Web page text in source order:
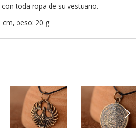
toda ropa de su vestuario.
cm, peso: 20 g
NEXT